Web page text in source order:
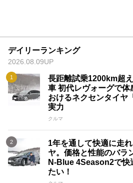
デイリーランキング
2026.08.09UP
長距離試乗1200km超
車 初代レヴォーグで
おけるネクセンタイヤ
実力
クルマ
1年を通して快適に走
ヤ。価格と性能のバラ
N-Blue 4Season2で快
たい！